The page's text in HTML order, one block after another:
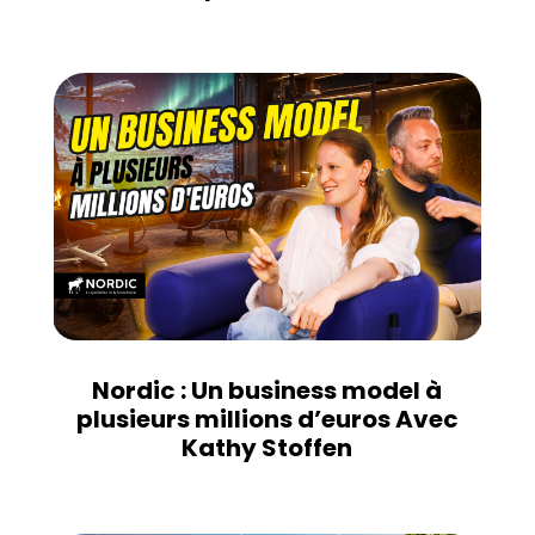
Nordic : Un business model à
plusieurs millions d’euros Avec
Kathy Stoffen